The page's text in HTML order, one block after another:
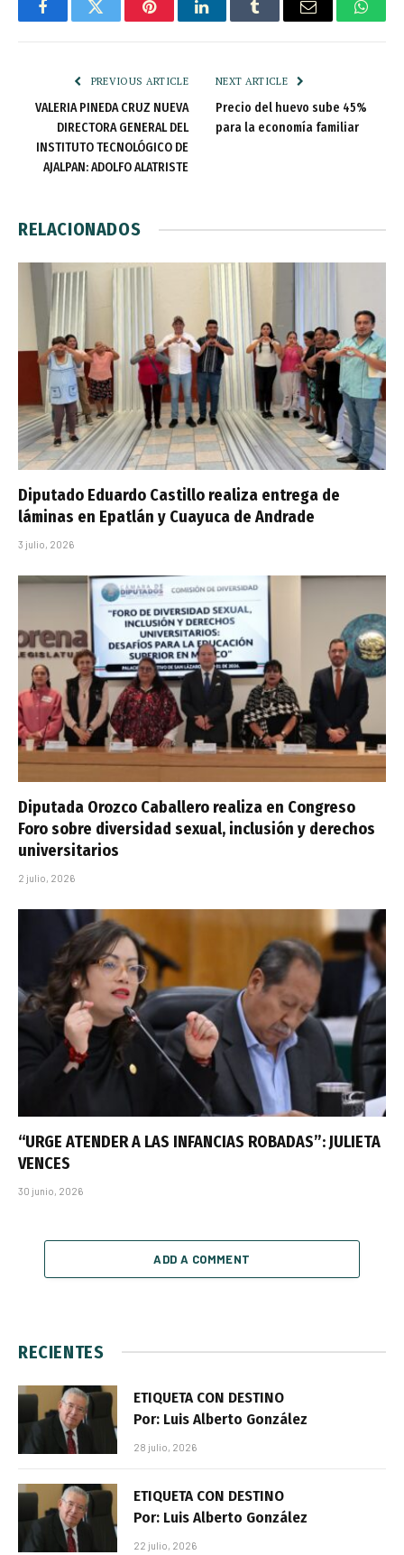
FacebookTwitter PinterestLinkedInTumblr Email
PREVIOUS ARTICLE
VALERIA PINEDA CRUZ NUEVA
DIRECTORA GENERAL DEL
INSTITUTO TECNOLÓGICO DE
AJALPAN: ADOLFO ALATRISTE
NEXT ARTICLE
Precio del huevo sube 45%
para la economía familiar
RELACIONADOS
Diputado Eduardo Castillo realiza entrega de
láminas en Epatlán y Cuayuca de Andrade
3 julio, 2026
Diputada Orozco Caballero realiza en Congreso
Foro sobre diversidad sexual, inclusión y derechos
universitarios
2 julio, 2026
“URGE ATENDER A LAS INFANCIAS ROBADAS”: JULIETA
VENCES
30 junio, 2026
ADD A COMMENT
RECIENTES
ETIQUETA CON DESTINO
Por: Luis Alberto González
28 julio, 2026
ETIQUETA CON DESTINO
Por: Luis Alberto González
22 julio, 2026